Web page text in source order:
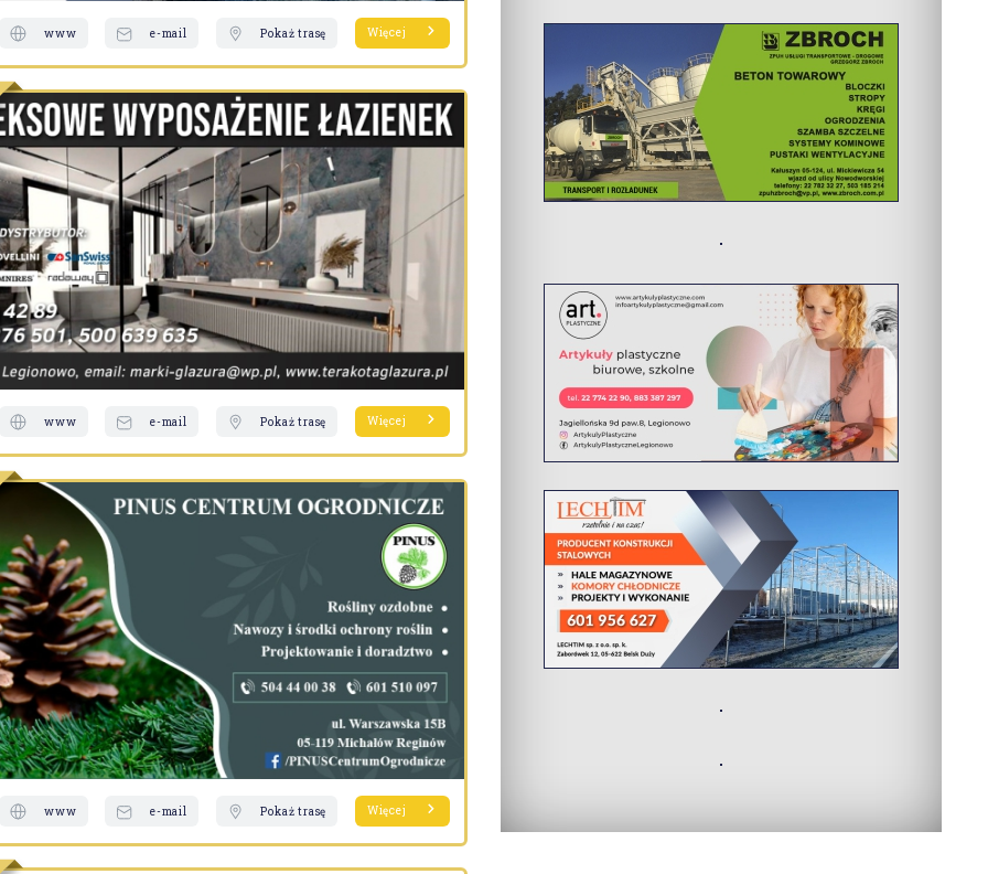
www e-mail Pokaż trasę Więcej
www e-mail Pokaż trasę Więcej
www e-mail Pokaż trasę Więcej